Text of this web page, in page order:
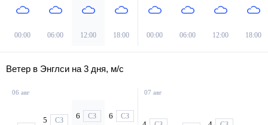
00:00 06:00 12:00 18:00 00:00 06:00 12:00 18:00
Ветер в Энглси на 3 дня, м/с
06 авг
5 СЗ 6 СЗ 6 СЗ
07 авг